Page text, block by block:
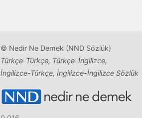
© Nedir Ne Demek (NND Sözlük)
Türkçe-Türkçe, Türkçe-İngilizce,
İngilizce-Türkçe, İngilizce-İngilizce Sözlük